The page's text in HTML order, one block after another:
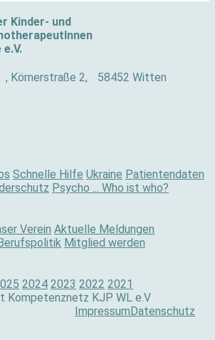
Kinder- und
, Körnerstraße 2, 58452 Witten
Schnelle Hilfe Ukraine Patientendaten
Psycho ... Who ist who?
Verein Aktuelle Meldungen
Mitglied werden
2024 2023 2022 2021
Kompetenznetz KJP WL e.V
ImpressumDatenschutz